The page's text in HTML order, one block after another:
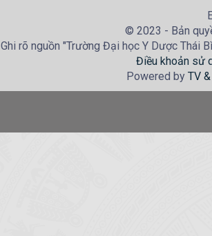
© 2023 - Bản
Ghi rõ nguồn "Trường Đại học Y Dược Thái
Điều khoản sử
Powered by TV